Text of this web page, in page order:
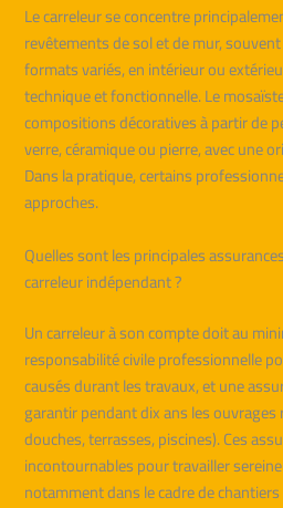
Le carreleur se concentre
revêtements de sol et de mur,
formats variés, en intérieur ou
technique et fonctionnelle. Le
compositions décoratives à partir de
verre, céramique ou pierre, avec une
Dans la pratique, certains
approches.
Quelles sont les principales
carreleur indépendant ?
Un carreleur à son compte doit au
responsabilité civile professionnelle
causés durant les travaux, et une
garantir pendant dix ans les ouvrages
douches, terrasses, piscines). Ces
incontournables pour travailler
notamment dans le cadre de